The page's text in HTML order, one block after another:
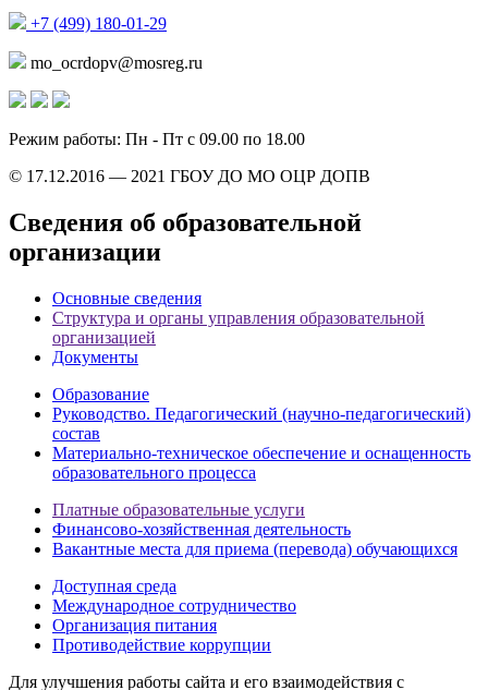
+7 (499) 180-01-29
mo_ocrdopv@mosreg.ru
Режим работы: Пн - Пт с 09.00 по 18.00
© 17.12.2016 — 2021 ГБОУ ДО МО ОЦР ДОПВ
Сведения об образовательной
организации
Основные сведения
Структура и органы управления образовательной
организацией
Документы
Образование
Руководство. Педагогический (научно-педагогический)
состав
Материально-техническое обеспечение и оснащенность
образовательного процесса
Платные образовательные услуги
Финансово-хозяйственная деятельность
Вакантные места для приема (перевода) обучающихся
Доступная среда
Международное сотрудничество
Организация питания
Противодействие коррупции
Для улучшения работы сайта и его взаимодействия с